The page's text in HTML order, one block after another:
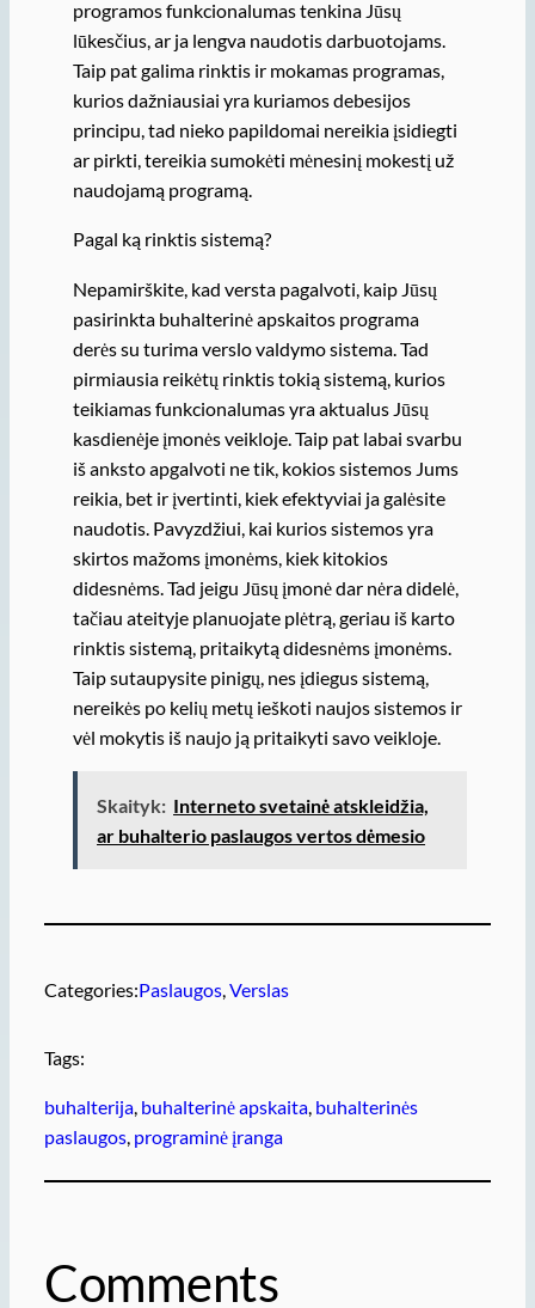
programos funkcionalumas tenkina Jūsų
lūkesčius, ar ja lengva naudotis darbuotojams.
Taip pat galima rinktis ir mokamas programas,
kurios dažniausiai yra kuriamos debesijos
principu, tad nieko papildomai nereikia įsidiegti
ar pirkti, tereikia sumokėti mėnesinį mokestį už
naudojamą programą.
Pagal ką rinktis sistemą?
Nepamirškite, kad versta pagalvoti, kaip Jūsų
pasirinkta buhalterinė apskaitos programa
derės su turima verslo valdymo sistema. Tad
pirmiausia reikėtų rinktis tokią sistemą, kurios
teikiamas funkcionalumas yra aktualus Jūsų
kasdienėje įmonės veikloje. Taip pat labai svarbu
iš anksto apgalvoti ne tik, kokios sistemos Jums
reikia, bet ir įvertinti, kiek efektyviai ja galėsite
naudotis. Pavyzdžiui, kai kurios sistemos yra
skirtos mažoms įmonėms, kiek kitokios
didesnėms. Tad jeigu Jūsų įmonė dar nėra didelė,
tačiau ateityje planuojate plėtrą, geriau iš karto
rinktis sistemą, pritaikytą didesnėms įmonėms.
Taip sutaupysite pinigų, nes įdiegus sistemą,
nereikės po kelių metų ieškoti naujos sistemos ir
vėl mokytis iš naujo ją pritaikyti savo veikloje.
Skaityk: Interneto svetainė atskleidžia,
ar buhalterio paslaugos vertos dėmesio
Categories:Paslaugos, Verslas
Tags:
buhalterija, buhalterinė apskaita, buhalterinės
paslaugos, programinė įranga
Comments